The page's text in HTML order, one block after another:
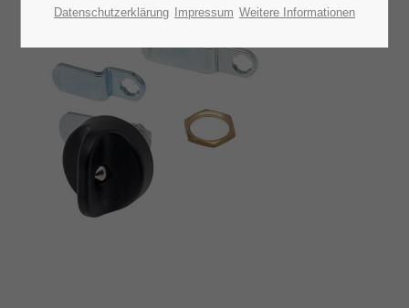
Datenschutzerklärung Impressum Weitere Informationen